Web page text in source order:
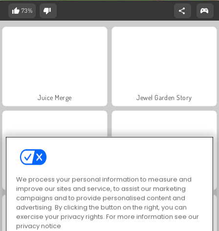
73%
Juice Merge Jewel Garden Story
Masha and the Bear: Meadows Grand Mahjong Connect
We process your personal information to measure and
improve our sites and service, to assist our marketing
campaigns and to provide personalised content and
advertising. By clicking the button on the right, you can
exercise your privacy rights. For more information see our
privacy notice